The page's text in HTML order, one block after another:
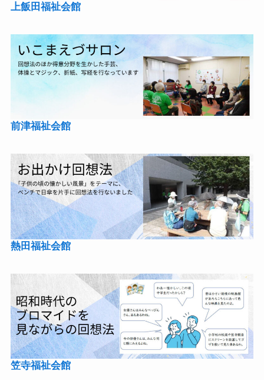
上飯田福祉会館
前津福祉会館
熱田福祉会館
笠寺福祉会館